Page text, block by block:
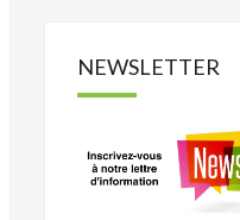
NEWSLETTER